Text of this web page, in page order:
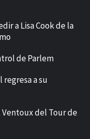
a Lisa Cook de la
de Parlem
a su
del Tour de